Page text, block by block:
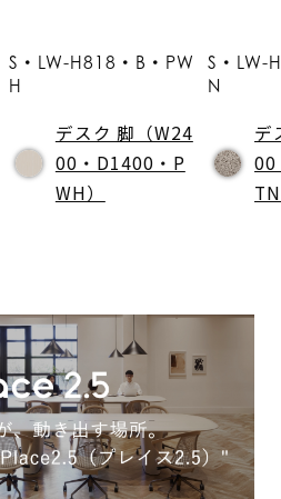
S・LW-H818・B・PW
H
デスク 脚（W24
00・D1400・P
WH）
S・LW-
N
デ
00